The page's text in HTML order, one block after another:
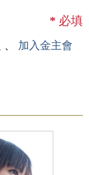
* 必填
、 加入金主會